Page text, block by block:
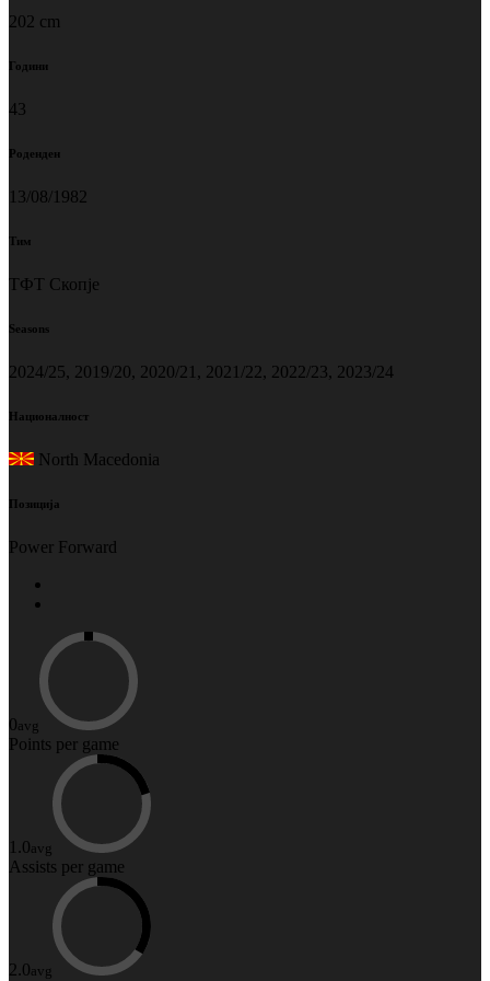
202 cm
Години
43
Роденден
13/08/1982
Тим
ТФТ Скопје
Seasons
2024/25, 2019/20, 2020/21, 2021/22, 2022/23, 2023/24
Националност
North Macedonia
Позиција
Power Forward
0 avg
Points per game
1.0 avg
Assists per game
2.0 avg